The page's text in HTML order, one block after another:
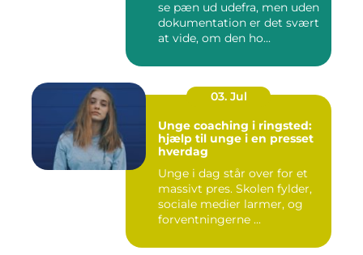
se pæn ud udefra, men uden
dokumentation er det svært
at vide, om den ho...
03. Jul
Unge coaching i ringsted:
hjælp til unge i en presset
hverdag
Unge i dag står over for et
massivt pres. Skolen fylder,
sociale medier larmer, og
forventningerne ...